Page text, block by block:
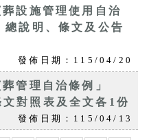
設施管理使用自治
說明、條文及公告
發佈日期：115/04/20
管理自治條例」
對照表及全文各1份
發佈日期：115/04/13